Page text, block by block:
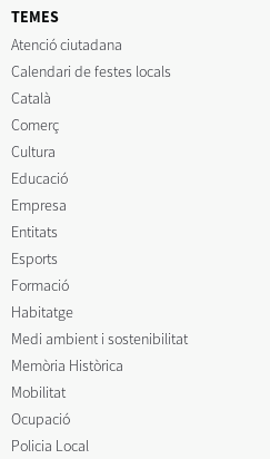
TEMES
Atenció ciutadana
Calendari de festes locals
Català
Comerç
Cultura
Educació
Empresa
Entitats
Esports
Formació
Habitatge
Medi ambient i sostenibilitat
Memòria Històrica
Mobilitat
Ocupació
Policia Local